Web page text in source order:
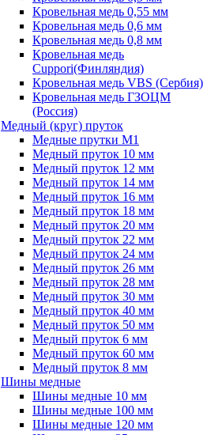
Кровельная медь 0,55 мм
Кровельная медь 0,6 мм
Кровельная медь 0,8 мм
Кровельная медь
Cuppori(Финляндия)
Кровельная медь VBS (Сербия)
Кровельная медь ГЗОЦМ
(Россия)
Медный (круг) пруток
Медные прутки М1
Медный пруток 10 мм
Медный пруток 12 мм
Медный пруток 14 мм
Медный пруток 16 мм
Медный пруток 18 мм
Медный пруток 20 мм
Медный пруток 22 мм
Медный пруток 24 мм
Медный пруток 26 мм
Медный пруток 28 мм
Медный пруток 30 мм
Медный пруток 40 мм
Медный пруток 50 мм
Медный пруток 6 мм
Медный пруток 60 мм
Медный пруток 8 мм
Шины медные
Шины медные 10 мм
Шины медные 100 мм
Шины медные 120 мм